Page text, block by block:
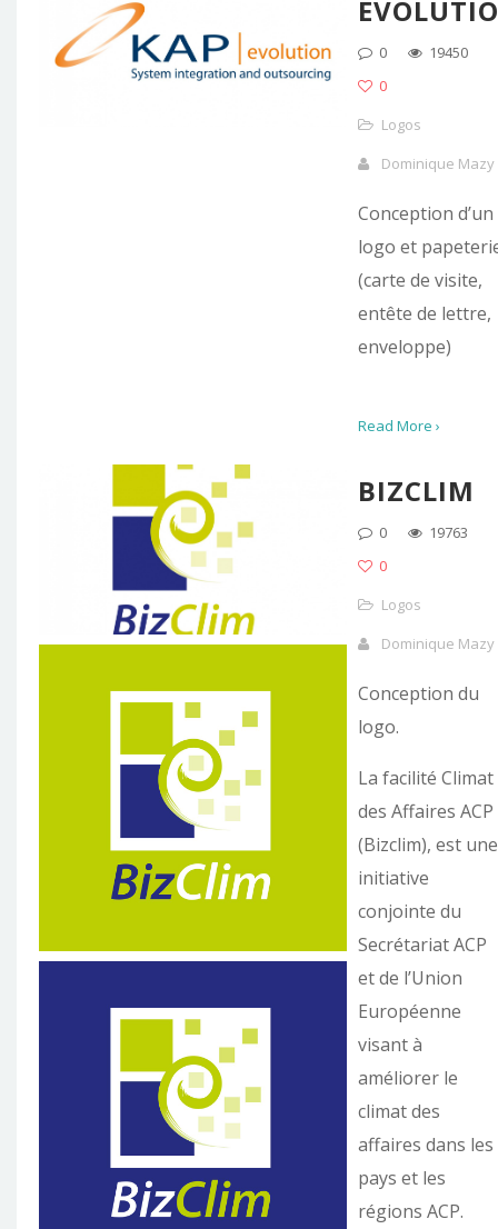
0
19450
0
Logos
Dominique Mazy
Conception d’un
logo et
(carte de visite,
entête de lettre,
enveloppe)
Read More ›
BIZCLIM
0
19763
0
Logos
Dominique Mazy
Conception du
logo.
La facilité Climat
des Affaires ACP
(Bizclim), est une
initiative
conjointe du
Secrétariat ACP
et de l’Union
Européenne
visant à
améliorer le
climat des
affaires dans les
pays et les
régions ACP.